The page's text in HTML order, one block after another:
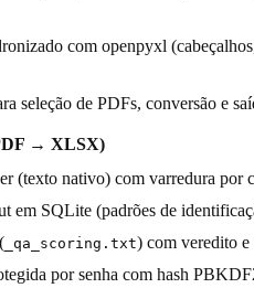
com openpyxl
seleção de PDFs, conversão e
→ XLSX)
(texto nativo) com varredura por
em SQLite (padrões de
_qa_scoring.txt) com veredito
por senha com hash